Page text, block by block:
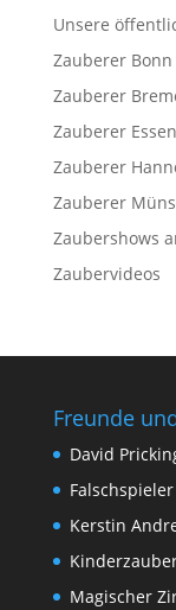
Unsere
Zauberer Bonn
Zauberer
Zauberer Essen
Zauberer
Zauberer
Zaubershows
Zaubervideos
Freunde
David
Kerstin
Magischer